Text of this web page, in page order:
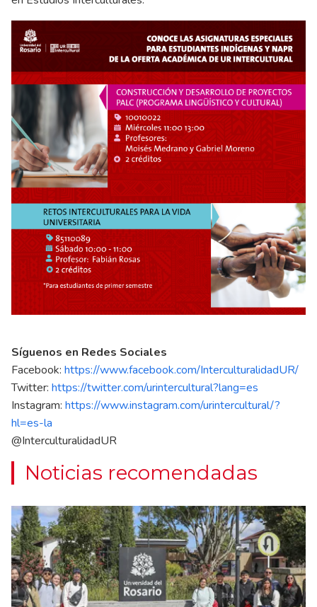
Síguenos en Redes Sociales
Facebook: https://www.facebook.com/InterculturalidadUR/
Twitter: https://twitter.com/urintercultural?lang=es
Instagram: https://www.instagram.com/urintercultural/?
hl=es-la
@InterculturalidadUR
Noticias recomendadas